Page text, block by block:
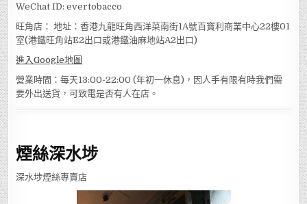
WeChat ID: evertobacco
旺角店： 地址：香港九龍旺角西洋菜南街1A號百寶利商業中心22樓01
室(港鐵旺角站E2出口或港鐵油麻地站A2出口)
進入Google地圖
營業時間：每天13:00-22:00 (年初一休息)，因人手有限有時我們需
要外出送貨，可致電是否有人在店。
煙絲深水埗
深水埗煙絲專賣店